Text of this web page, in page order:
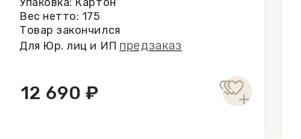
Вес нетто: 175
Товар закончился
Для Юр. лиц и ИП предзаказ
12 690 ₽